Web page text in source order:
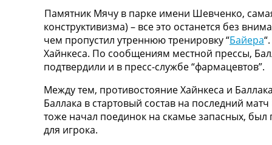
Правила
Коллективный прогноз
Турниры
Чемпионат Мира
Украина. Премьер-Лига
Украина. Первая Лига
Лига Чемпионов
Англия. Премьер Лига
Испания. Ла Лига
Другие Турниры >>>
Памятник Мячу в парке имени Шевченко,
конструктивизма) – все это останется без
чем пропустил утреннюю тренировку “Байера
Хайнкеса. По сообщениям местной прессы,
подтвердили и в пресс-службе “фармацевтов”.
Между тем, противостояние Хайнкеса и
Баллака в стартовый состав на последний
тоже начал поединок на скамье запасных,
для игрока.